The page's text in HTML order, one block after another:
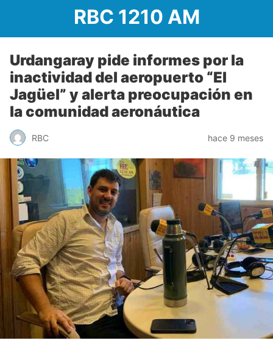
RBC 1210 AM
Urdangaray pide informes por la
inactividad del aeropuerto “El
Jagüel” y alerta preocupación en
la comunidad aeronáutica
RBC hace 9 meses